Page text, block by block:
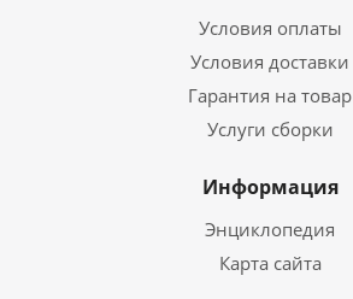
Условия оплаты
Условия доставки
Гарантия на товар
Услуги сборки
Информация
Энциклопедия
Карта сайта